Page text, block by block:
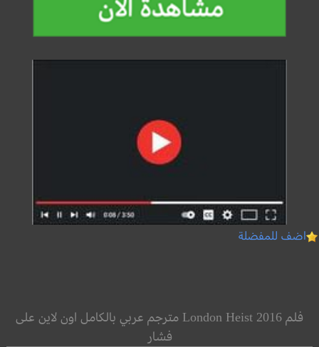
اضف للمفضلة
فلم London Heist 2016 مترجم عربي بالكامل اون لاين على
فشار